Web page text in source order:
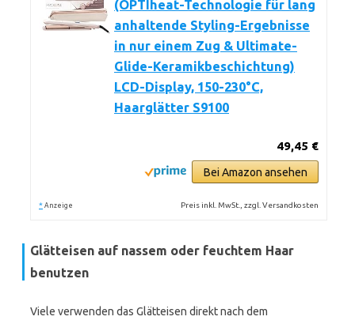
(OPTIheat-Technologie für lang
anhaltende Styling-Ergebnisse
in nur einem Zug & Ultimate-
Glide-Keramikbeschichtung)
LCD-Display, 150-230°C,
Haarglätter S9100
49,45 €
Bei Amazon ansehen
* Anzeige Preis inkl. MwSt., zzgl. Versandkosten
Glätteisen auf nassem oder feuchtem Haar
benutzen
Viele verwenden das Glätteisen direkt nach dem